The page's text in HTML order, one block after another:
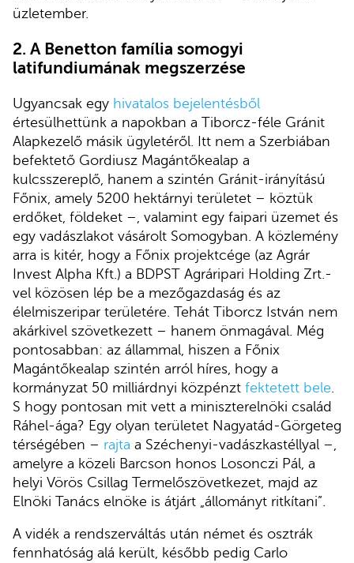
üzletember.
2. A Benetton família somogyi
latifundiumának megszerzése
Ugyancsak egy hivatalos bejelentésből
értesülhettünk a napokban a Tiborcz-féle Gránit
Alapkezelő másik ügyletéről. Itt nem a Szerbiában
befektető Gordiusz Magántőkealap a
kulcsszereplő, hanem a szintén Gránit-irányítású
Főnix, amely 5200 hektárnyi területet – köztük
erdőket, földeket –, valamint egy faipari üzemet és
egy vadászlakot vásárolt Somogyban. A közlemény
arra is kitér, hogy a Főnix projektcége (az Agrár
Invest Alpha Kft.) a BDPST Agráripari Holding Zrt.-
vel közösen lép be a mezőgazdaság és az
élelmiszeripar területére. Tehát Tiborcz István nem
akárkivel szövetkezett – hanem önmagával. Még
pontosabban: az állammal, hiszen a Főnix
Magántőkealap szintén arról híres, hogy a
kormányzat 50 milliárdnyi közpénzt fektetett bele
S hogy pontosan mit vett a miniszterelnöki család
Ráhel-ága? Egy olyan területet Nagyatád-Görgeteg
térségében – rajta a Széchenyi-vadászkastéllyal –,
amelyre a közeli Barcson honos Losonczi Pál, a
helyi Vörös Csillag Termelőszövetkezet, majd az
Elnöki Tanács elnöke is átjárt „állományt ritkítani”.
A vidék a rendszerváltás után német és osztrák
fennhatóság alá került, később pedig Carlo